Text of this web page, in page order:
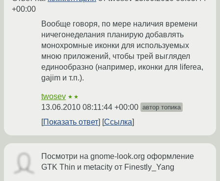
+00:00
Вообще говоря, по мере наличия времени
ничегонеделания планирую добавлять
монохромные иконки для используемых
мною приложений, чтобы трей выглядел
единообразно (например, иконки для liferea,
gajim и т.п.).
twosev ★★
13.06.2010 08:11:44 +00:00 автор топика
Показать ответ Ссылка
Посмотри на gnome-look.org оформление
GTK Thin и metacity от Finestly_Yang